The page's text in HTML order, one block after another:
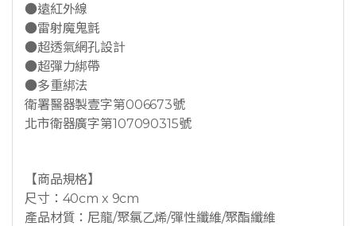
●遠紅外線
●雷射魔鬼氈
●超透氣網孔設計
●超彈力綁帶
●多重綁法
衛署醫器製壹字第006673號
北市衛器廣字第107090315號
【商品規格】
尺寸：40cm x 9cm
產品材質：尼龍/聚氯乙烯/彈性纖維/聚酯纖維